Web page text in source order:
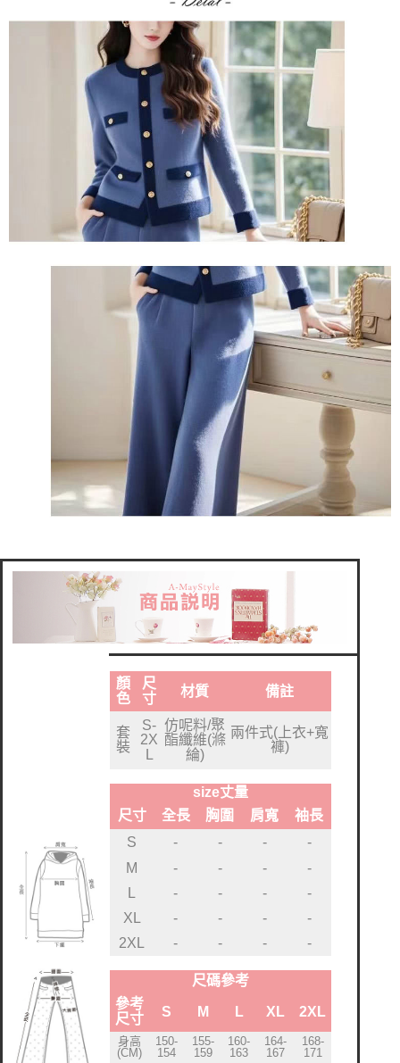
顏
色
尺
寸
材質 備註
套
裝
S-
2X
L
仿呢料/聚
酯纖維(滌
綸)
兩件式(上衣+寬
褲)
size丈量
尺寸
全長 胸圍 肩寬
袖長
S
- - -
-
M
- - -
-
L
- - -
-
XL
- - -
-
2XL
- - - -
尺碼參考
參考
尺寸
S M L XL 2XL
身高
(CM)
150-
154
155-
159
160-
163
164-
167
168-
171